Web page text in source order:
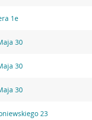
1e
30
30
30
23